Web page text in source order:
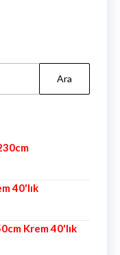
40'lık
Krem 40'lık